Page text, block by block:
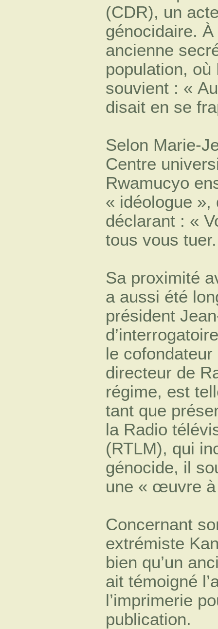
(CDR), un
génocidaire.
ancienne
population,
souvient : «
disait en se
Selon Marie-
Centre
Rwamucyo
« idéologue »,
déclarant : «
tous vous
Sa proximité
a aussi été
président
le
directeur de
régime, est
tant que
la Radio
(RTLM), qui
génocide, il
une « œuvre
Concernant
extrémiste
bien qu’un
ait témoigné
l’imprimerie
publication.